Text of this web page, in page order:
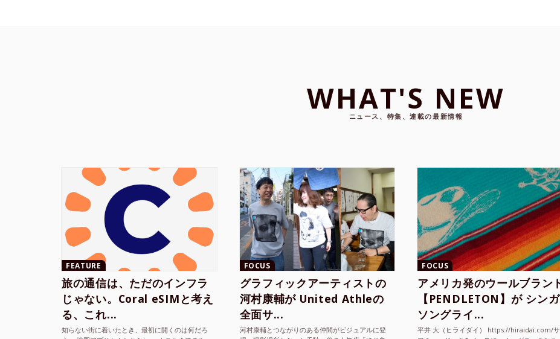
WHAT'S NEW
ニュース、特集、連載の最新情報
FEATURE
旅の通信は、ただのインフラ
じゃない。Coral eSIMと考え
る、これ...
知らない街に着いたとき、最初に開くのは何だろ
FOCUS
グラフィックアーティストの
河村康輔が United Athleの
全面サ...
河村康輔とつながりのある仲間がビジュアルに登
FOCUS
アメリカ発のウールブラン
【PENDLETON】が シン
ソングライ...
平井 大（ヒライダイ） https://hiraidai.com/